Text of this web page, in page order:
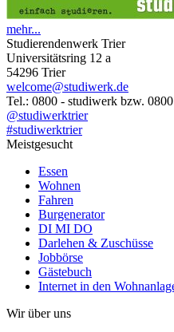
mehr...
Studierendenwerk Trier
Universitätsring 12 a
54296 Trier
welcome@studiwerk.de
Tel.: 0800 - studiwerk bzw.
@studiwerktrier
#studiwerktrier
Meistgesucht
Essen
Wohnen
Fahren
Burgenerator
DI MI DO
Darlehen & Zuschüsse
Jobbörse
Gästebuch
Internet in den
Wir über uns